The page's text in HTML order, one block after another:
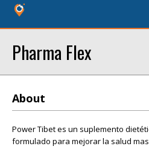
Pharma Flex
About
Power Tibet es un suplemento
formulado para mejorar la salud